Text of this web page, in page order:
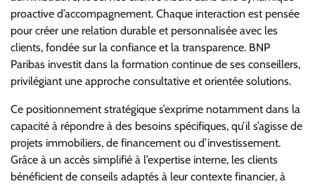
proactive d’accompagnement. Chaque interaction est pensée
pour créer une relation durable et personnalisée avec les
clients, fondée sur la confiance et la transparence. BNP
Paribas investit dans la formation continue de ses conseillers,
privilégiant une approche consultative et orientée solutions.
Ce positionnement stratégique s’exprime notamment dans la
capacité à répondre à des besoins spécifiques, qu’il s’agisse de
projets immobiliers, de financement ou d’investissement.
Grâce à un accès simplifié à l’expertise interne, les clients
bénéficient de conseils adaptés à leur contexte financier, à